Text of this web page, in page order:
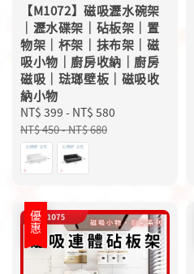
【M1072】磁吸瀝水碗架
｜瀝水碟架｜砧板架｜置
物架｜杯架｜抹布架｜磁
吸小物｜廚房收納｜廚房
磁吸｜琺瑯壁板｜磁吸收
納小物
Sale
price
NT$ 399 - NT$ 580
NT$ 450-NT$ 680
優惠